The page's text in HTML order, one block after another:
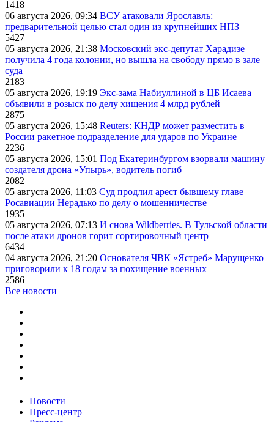
1418
06 августа 2026, 09:34 ВСУ атаковали Ярославль:
предварительной целью стал один из крупнейших НПЗ
5427
05 августа 2026, 21:38 Московский экс-депутат Харадизе
получила 4 года колонии, но вышла на свободу прямо в зале
суда
2183
05 августа 2026, 19:19 Экс-зама Набиуллиной в ЦБ Исаева
объявили в розыск по делу хищения 4 млрд рублей
2875
05 августа 2026, 15:48 Reuters: КНДР может разместить в
России ракетное подразделение для ударов по Украине
2236
05 августа 2026, 15:01 Под Екатеринбургом взорвали машину
создателя дрона «Упырь», водитель погиб
2082
05 августа 2026, 11:03 Суд продлил арест бывшему главе
Росавиации Нерадько по делу о мошенничестве
1935
05 августа 2026, 07:13 И снова Wildberries. В Тульской области
после атаки дронов горит сортировочный центр
6434
04 августа 2026, 21:20 Основателя ЧВК «Ястреб» Марущенко
приговорили к 18 годам за похищение военных
2586
Все новости
Новости
Пресс-центр